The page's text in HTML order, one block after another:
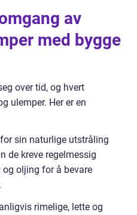
av
med bygge
over tid, og hvert
ulemper. Her er en
sin naturlige utstråling
de kreve regelmessig
oljing for å bevare
rimelige, lette og